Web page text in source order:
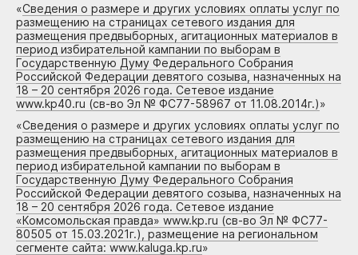
«Сведения о размере и других условиях оплаты услуг по
размещению на страницах сетевого издания для
размещения предвыборных, агитационных материалов в
период избирательной кампании по выборам в
Государственную Думу Федерального Собрания
Российской Федерации девятого созыва, назначенных на
18 – 20 сентября 2026 года. Сетевое издание
www.kp40.ru (св-во Эл № ФС77-58967 от 11.08.2014г.)»
«Сведения о размере и других условиях оплаты услуг по
размещению на страницах сетевого издания для
размещения предвыборных, агитационных материалов в
период избирательной кампании по выборам в
Государственную Думу Федерального Собрания
Российской Федерации девятого созыва, назначенных на
18 – 20 сентября 2026 года. Сетевое издание
«Комсомольская правда» www.kp.ru (св-во Эл № ФС77-
80505 от 15.03.2021г.), размещение на региональном
сегменте сайта: www.kaluga.kp.ru»